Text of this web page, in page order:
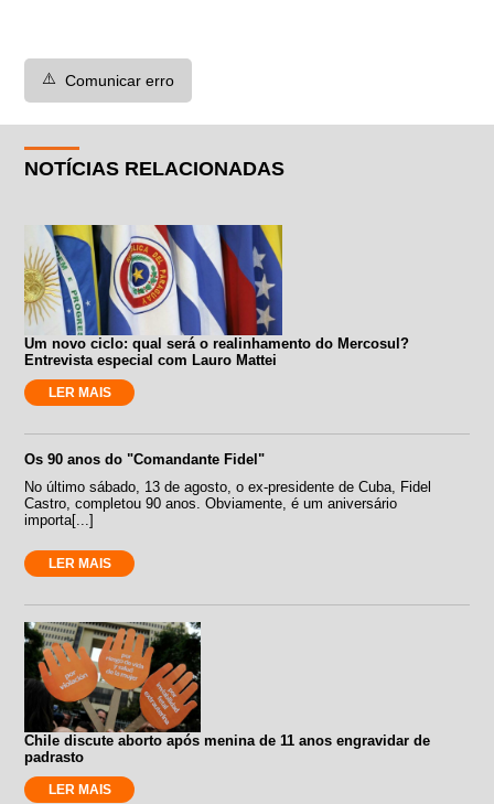
⚠️ Comunicar erro
NOTÍCIAS RELACIONADAS
Um novo ciclo: qual será o realinhamento do Mercosul?
Entrevista especial com Lauro Mattei
LER MAIS
Os 90 anos do "Comandante Fidel"
No último sábado, 13 de agosto, o ex-presidente de Cuba, Fidel
Castro, completou 90 anos. Obviamente, é um aniversário
importa[...]
LER MAIS
Chile discute aborto após menina de 11 anos engravidar de
padrasto
LER MAIS